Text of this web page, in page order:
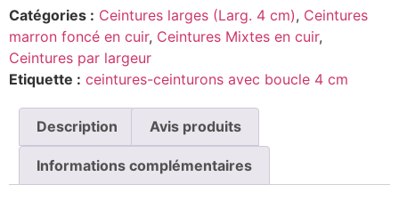
Catégories : Ceintures larges (Larg. 4 cm), Ceintures
marron foncé en cuir, Ceintures Mixtes en cuir,
Ceintures par largeur
Etiquette : ceintures-ceinturons avec boucle 4 cm
Description Avis produits
Informations complémentaires